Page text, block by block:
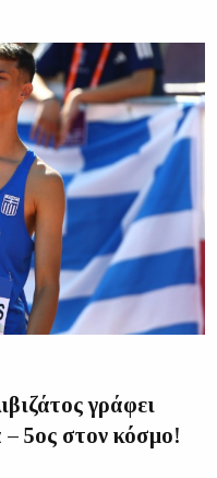
γράφει
– 5ος στον κόσμο!